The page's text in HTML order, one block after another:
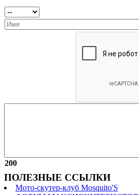
200
ПОЛЕЗНЫЕ ССЫЛКИ
Мото-скутер-клуб Mosquito'S